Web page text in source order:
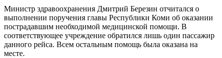
Министр здравоохранения Дмитрий Березин отчитался о
выполнении поручения главы Республики Коми об оказании
пострадавшим необходимой медицинской помощи. В
соответствующее учреждение обратился лишь один пассажир
данного рейса. Всем остальным помощь была оказана на
месте.